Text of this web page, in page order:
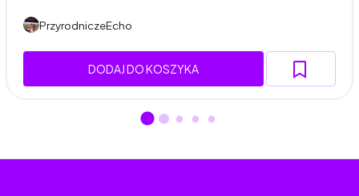
PrzyrodniczeEcho
DODAJ DO KOSZYKA